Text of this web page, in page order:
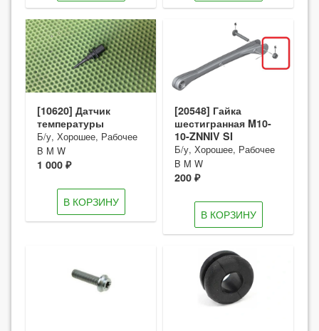
[10620] Датчик
температуры
Б/у, Хорошее, Рабочее
B M W
1 000 ₽
В КОРЗИНУ
[20548] Гайка
шестигранная M10-
10-ZNNIV SI
Б/у, Хорошее, Рабочее
B M W
200 ₽
В КОРЗИНУ